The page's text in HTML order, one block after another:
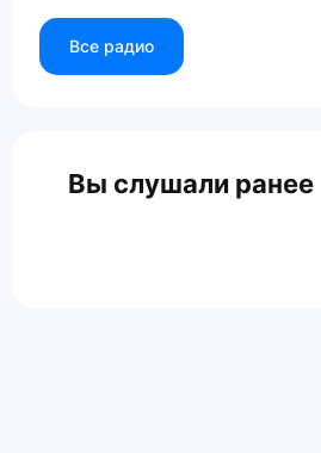
Все радио
Вы слушали ранее